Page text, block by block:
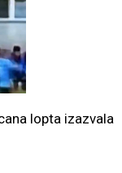
lopta izazvala